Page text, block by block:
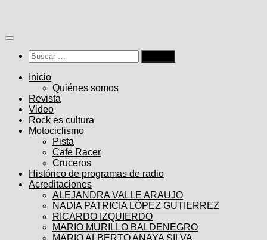
contenido
Buscar:
Inicio
Quiénes somos
Revista
Video
Rock es cultura
Motociclismo
Pista
Cafe Racer
Cruceros
Histórico de programas de radio
Acreditaciones
ALEJANDRA VALLE ARAUJO
NADIA PATRICIA LÓPEZ GUTIERREZ
RICARDO IZQUIERDO
MARIO MURILLO BALDENEGRO
MARIO ALBERTO ANAYA SILVA